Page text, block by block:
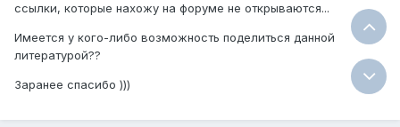
ссылки, которые нахожу на форуме не открываются...
Имеется у кого-либо возможность поделиться данной
литературой??
Заранее спасибо )))